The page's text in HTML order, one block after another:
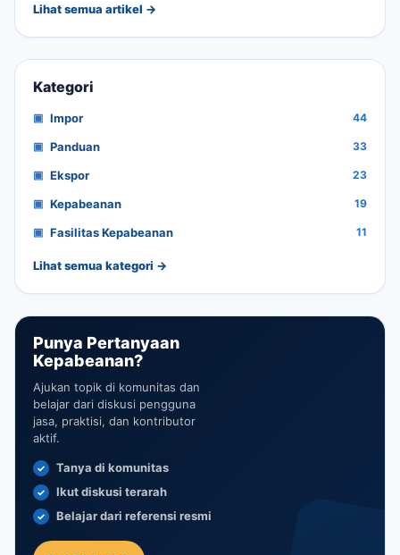
Lihat semua artikel →
Kategori
Impor 44
Panduan 33
Ekspor 23
Kepabeanan 19
Fasilitas Kepabeanan 11
Lihat semua kategori →
Punya Pertanyaan
Kepabeanan?
Ajukan topik di komunitas dan
belajar dari diskusi pengguna
jasa, praktisi, dan kontributor
aktif.
Tanya di komunitas
Ikut diskusi terarah
Belajar dari referensi resmi